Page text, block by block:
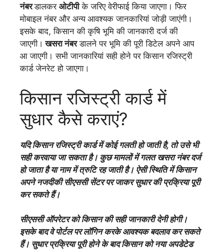
नंबरडालकर ओटीपीके जरिए वेरीफाई किया जाएगा। फिर
मोबाइल नंबर और अन्य आवश्यक जानकारियां जोड़ी जाएंगी।
इसके बाद, किसान की कृषि भूमि की जानकारी दर्ज की
जाएगी। खसरा नंबरडालने पर भूमि की पूरी डिटेल अपने आप
आ जाएगी। सभी जानकारियां सही होने पर किसान रजिस्ट्री
कार्ड जेनरेट हो जाएगा।
किसान रजिस्ट्री कार्ड में
सुधार कैसे कराएं?
यदि किसान रजिस्ट्री कार्ड में कोई गलती हो जाती है, तो उसे भी
सही करवाया जा सकता है। कुछ मामलों में गलत खसरा नंबर दर्ज
हो जाता है या नाम में त्रुटि रह जाती है। ऐसी स्थिति में किसान
अपने नजदीकी सीएससी सेंटर पर जाकर सुधार की प्रक्रिया पूरी
कर सकते हैं।
सीएससी ऑपरेटर को किसान की सही जानकारी देनी होगी।
इसके बाद वे पोर्टल पर लॉगिन करके आवश्यक बदलाव कर सकते
हैं। सुधार प्रक्रिया पूरी होने के बाद किसान को नया अपडेटेड